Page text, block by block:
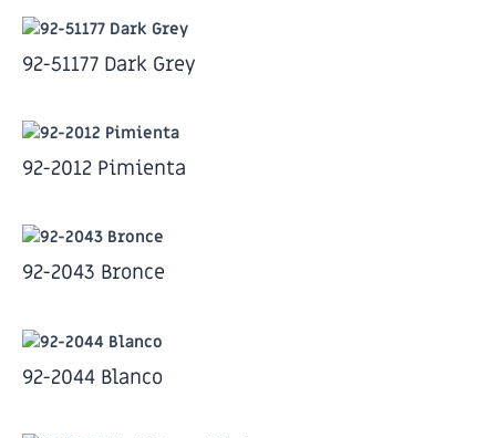
92-51177 Dark Grey
92-2012 Pimienta
92-2043 Bronce
92-2044 Blanco